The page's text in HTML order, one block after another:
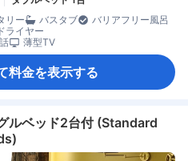
リー バスタブ
バリアフリー風呂
ライヤー
薄型TV
料金を表示する
ルベッド2台付 (Standard